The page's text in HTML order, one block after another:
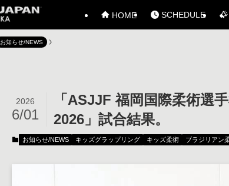
HOME SCHEDULE
お知らせ/NEWS
「ASJJF 福岡国際柔術
2026」試合結果。
2026
6/01
お知らせ/NEWS キッズグラップリング キッズ柔術 ブラジリアン